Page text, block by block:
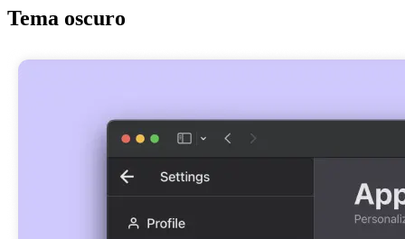
Tema oscuro